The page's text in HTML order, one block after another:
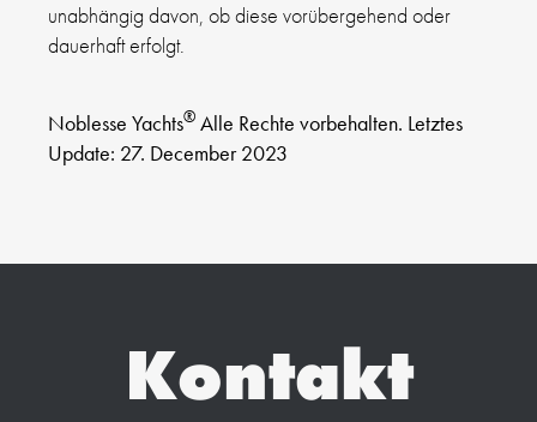
unabhängig davon, ob diese vorübergehend oder
dauerhaft erfolgt.
Noblesse Yachts® Alle Rechte vorbehalten. Letztes
Update: 27. December 2023
Kontakt